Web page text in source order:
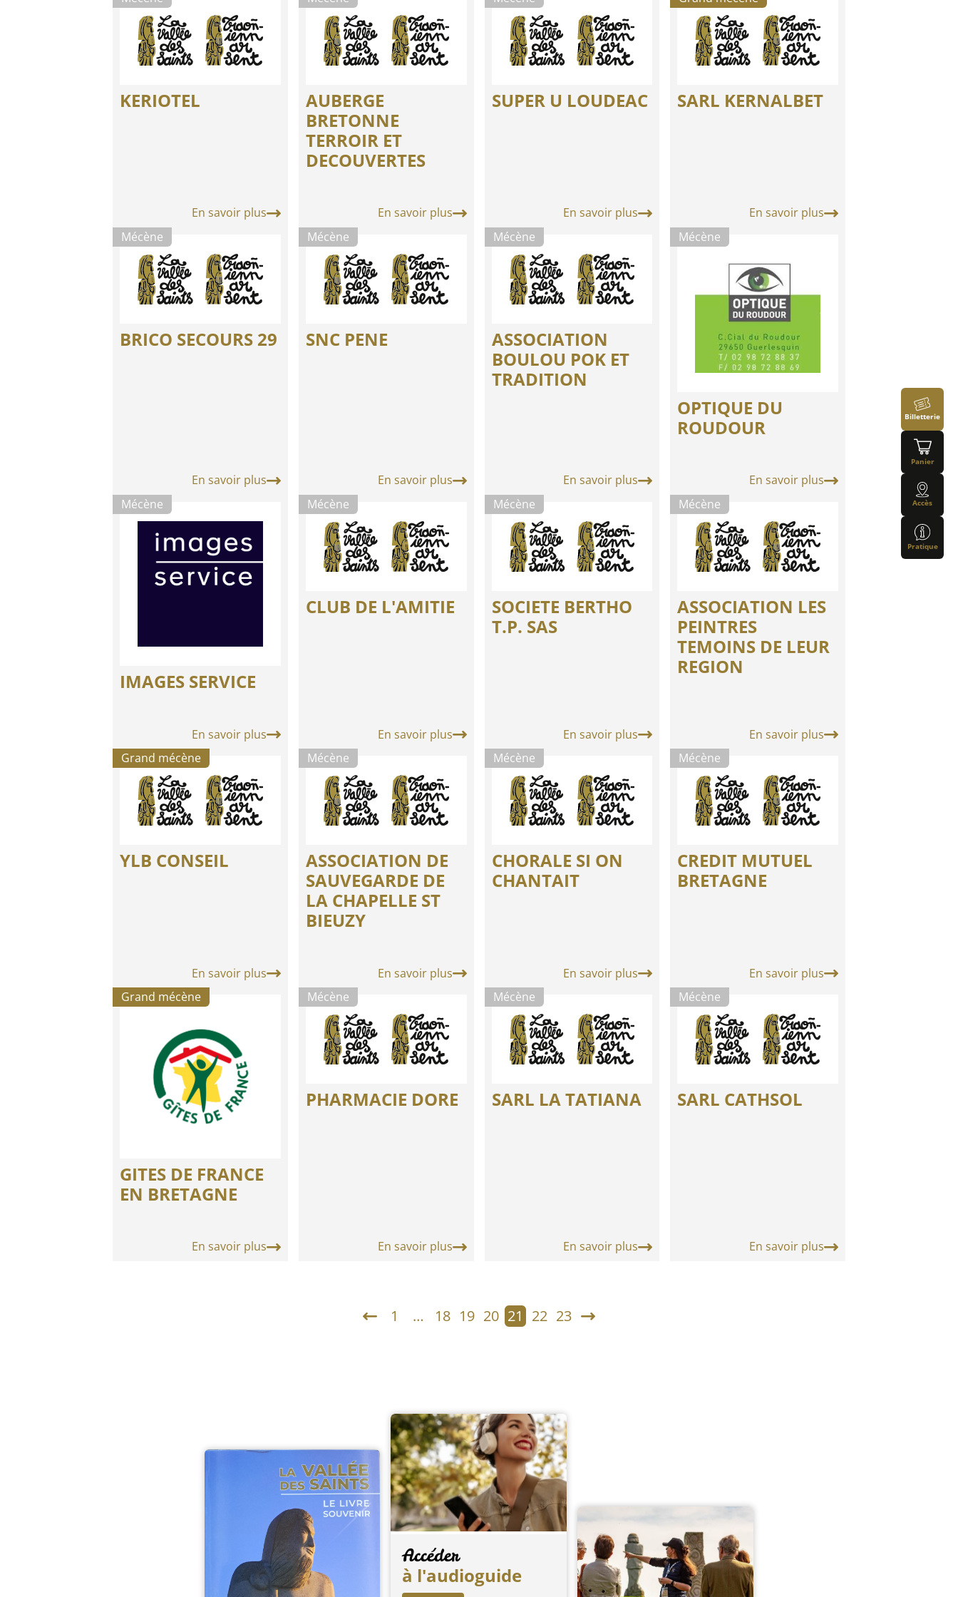
KERIOTEL
En savoir plus
AUBERGE
BRETONNE
TERROIR ET
DECOUVERTES
En savoir plus
SUPER U LOUDEAC
En savoir plus
SARL KERNALBET
En savoir plus
Mécène
BRICO SECOURS 29
En savoir plus
Mécène
SNC PENE
En savoir plus
Mécène
ASSOCIATION
BOULOU POK ET
TRADITION
En savoir plus
Mécène
OPTIQUE DU
ROUDOUR
En savoir plus
Mécène
IMAGES SERVICE
En savoir plus
Mécène
CLUB DE L'AMITIE
En savoir plus
Mécène
SOCIETE BERTHO
T.P. SAS
En savoir plus
Mécène
ASSOCIATION LES
PEINTRES
TEMOINS DE LEUR
REGION
En savoir plus
Grand mécène
YLB CONSEIL
En savoir plus
Mécène
ASSOCIATION DE
SAUVEGARDE DE
LA CHAPELLE ST
BIEUZY
En savoir plus
Mécène
CHORALE SI ON
CHANTAIT
En savoir plus
Mécène
CREDIT MUTUEL
BRETAGNE
En savoir plus
Grand mécène
GITES DE FRANCE
EN BRETAGNE
En savoir plus
Mécène
PHARMACIE DORE
En savoir plus
Mécène
SARL LA TATIANA
En savoir plus
Mécène
SARL CATHSOL
En savoir plus
1 … 18 19 20 21 22 23
Accéder
à l'audioguide
Billetterie
Panier
Accès
Pratique